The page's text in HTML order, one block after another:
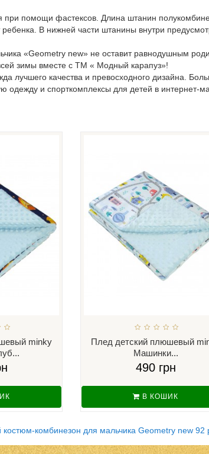
при помощи фастексов. Длина штанин
ребенка. В нижней части штанины внутри
«Geometry new» не оставит равнодушным
зимы вместе с ТМ « Модный карапуз»!
лучшего качества и превосходного дизайна.
одежду и спорткомплексы для детей в интернет-
minky
Плед детский плюшевый
Машинки...
490 грн
В КОШИК
костюм-комбинезон для мальчика Geometry new 92